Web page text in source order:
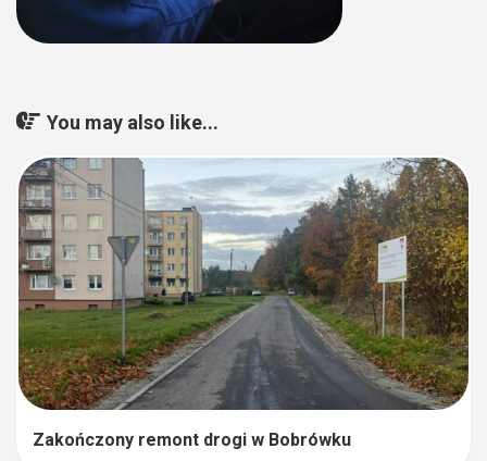
You may also like...
Zakończony remont drogi w Bobrówku